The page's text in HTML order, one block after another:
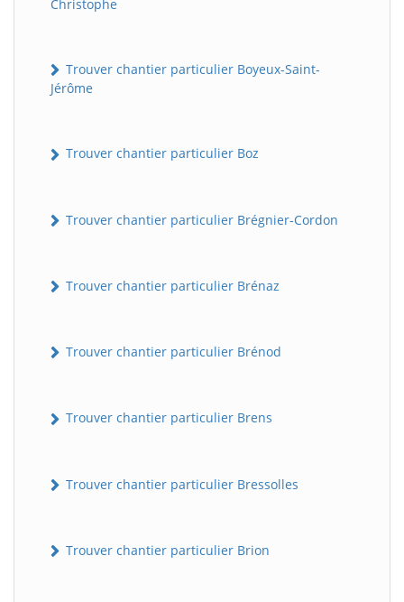
Christophe
Trouver chantier particulier Boyeux-Saint-
Jérôme
Trouver chantier particulier Boz
Trouver chantier particulier Brégnier-Cordon
Trouver chantier particulier Brénaz
Trouver chantier particulier Brénod
Trouver chantier particulier Brens
Trouver chantier particulier Bressolles
Trouver chantier particulier Brion